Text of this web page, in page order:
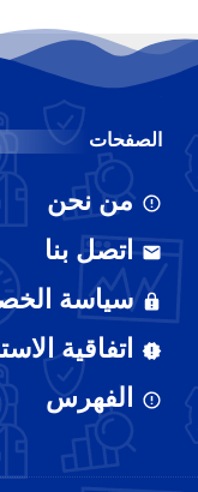
الصفحات
من نحن
اتصل بنا
سياسة
اتفاقية
الفهرس